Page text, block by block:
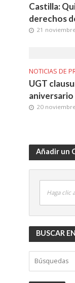
Castilla:
derechos
21
NOTICIAS DE
UGT
20
Añadir un
Haga clic
BUSCAR